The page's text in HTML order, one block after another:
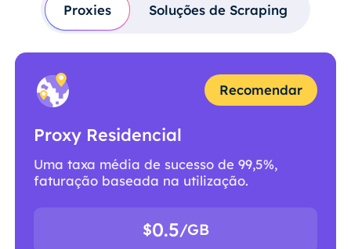
Proxies Soluções de Scraping
Recomendar
Proxy Residencial
Uma taxa média de sucesso de 99,5%,
faturação baseada na utilização.
$0.5/GB